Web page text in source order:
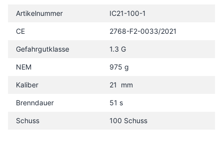
Artikelnummer IC21-100-1
CE 2768-F2-0033/2021
Gefahrgutklasse 1.3 G
NEM 975 g
Kaliber 21 mm
Brenndauer 51 s
Schuss 100 Schuss